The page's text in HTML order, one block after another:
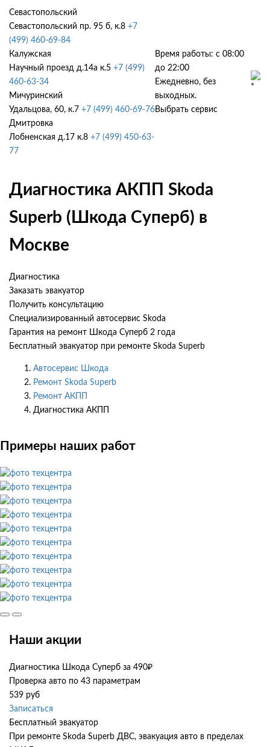
Севастопольский
Севастопольский пр. 95 б, к.8 +7
(499) 460-69-84
Калужская
Научный проезд д.14а к.5 +7 (499)
460-63-34
Мичуринский
Удальцова, 60, к.7 +7 (499) 460-69-76
Дмитровка
Лобненская д.17 к.8 +7 (499) 450-63-
77
Время работы: с 08:00
до 22:00
Ежедневно, без
выходных.
Выбрать сервис
Диагностика АКПП Skoda
Superb (Шкода Суперб) в
Москве
Диагностика
Заказать эвакуатор
Получить консультацию
Специализированный автосервис Skoda
Гарантия на ремонт Шкода Суперб 2 года
Бесплатный эвакуатор при ремонте Skoda Superb
Автосервис Шкода
Ремонт Skoda Superb
Ремонт АКПП
Диагностика АКПП
Примеры наших работ
Наши акции
Диагностика Шкода Суперб за 490₽
Проверка авто по 43 параметрам
539 руб
Записаться
Бесплатный эвакуатор
При ремонте Skoda Superb ДВС, эвакуация авто в пределах